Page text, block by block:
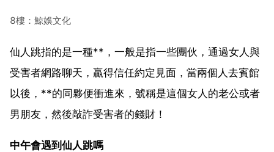
8樓：鯨娛文化
仙人跳指的是一種**，一般是指一些團伙，通過女人與
受害者網路聊天，贏得信任約定見面，當兩個人去賓館
以後，**的同夥便衝進來，號稱是這個女人的老公或者
男朋友，然後敲詐受害者的錢財！
中午會遇到仙人跳嗎